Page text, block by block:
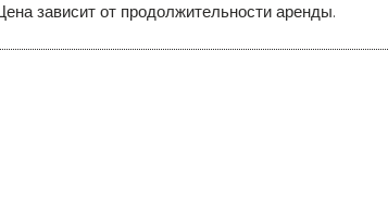
зависит от продолжительности аренды.